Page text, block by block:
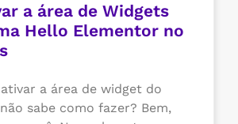
a área de Widgets
Hello Elementor no
a área de widget do
sabe como fazer? Bem,